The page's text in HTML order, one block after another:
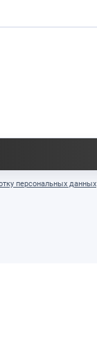
персональных данных